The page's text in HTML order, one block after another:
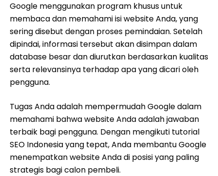
Google menggunakan program khusus untuk
membaca dan memahami isi website Anda, yang
sering disebut dengan proses pemindaian. Setelah
dipindai, informasi tersebut akan disimpan dalam
database besar dan diurutkan berdasarkan kualitas
serta relevansinya terhadap apa yang dicari oleh
pengguna.
Tugas Anda adalah mempermudah Google dalam
memahami bahwa website Anda adalah jawaban
terbaik bagi pengguna. Dengan mengikuti tutorial
SEO Indonesia yang tepat, Anda membantu Google
menempatkan website Anda di posisi yang paling
strategis bagi calon pembeli.